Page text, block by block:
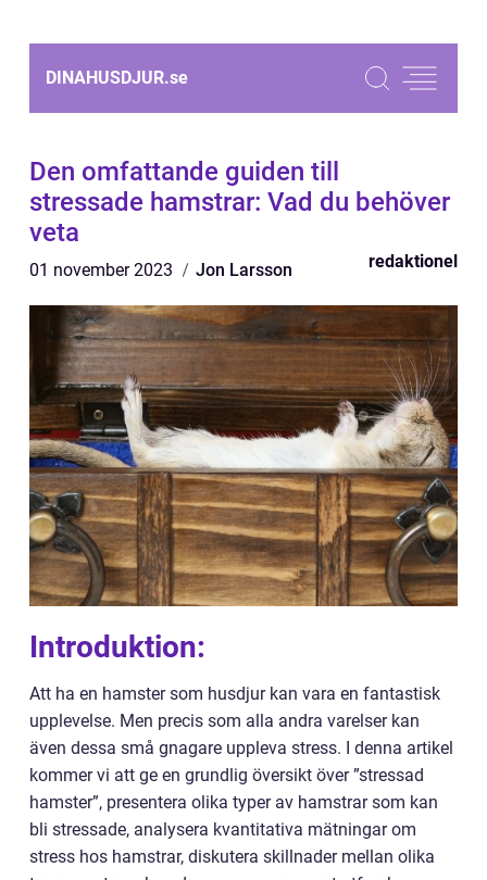
DINAHUSDJUR.se
Den omfattande guiden till
stressade hamstrar: Vad du behöver
veta
01 november 2023 Jon Larsson redaktionel
Introduktion:
Att ha en hamster som husdjur kan vara en fantastisk
upplevelse. Men precis som alla andra varelser kan
även dessa små gnagare uppleva stress. I denna artikel
kommer vi att ge en grundlig översikt över ”stressad
hamster”, presentera olika typer av hamstrar som kan
bli stressade, analysera kvantitativa mätningar om
stress hos hamstrar, diskutera skillnader mellan olika